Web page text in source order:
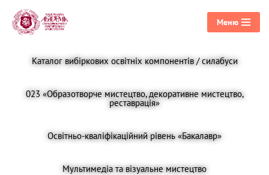
Перейти
вмісту
Меню
Каталог вибіркових освітніх компонентів / силабуси
023 «Образотворче мистецтво, декоративне мистецтво,
реставрація»
Освітньо-кваліфікаційний рівень «Бакалавр»
Мультимедіа та візуальне мистецтво